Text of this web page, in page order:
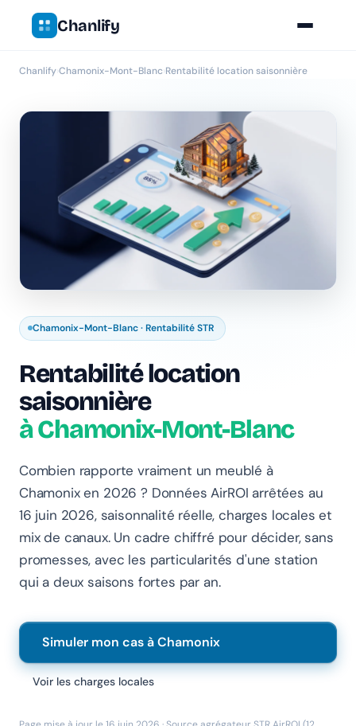
Chanlify
Chanlify›Chamonix-Mont-Blanc›Rentabilité location saisonnière
Chamonix-Mont-Blanc · Rentabilité STR
Rentabilité location
saisonnière
à Chamonix-Mont-Blanc
Combien rapporte vraiment un meublé à
Chamonix en 2026 ? Données AirROI arrêtées au
16 juin 2026, saisonnalité réelle, charges locales et
mix de canaux. Un cadre chiffré pour décider, sans
promesses, avec les particularités d'une station
qui a deux saisons fortes par an.
Simuler mon cas à Chamonix
Voir les charges locales
Chanlify Assistant
Bonjour 👋 Je suis l'assistant Chanlify. Comment puis-
je vous aider ?
Hello! I'm the Chanlify assistant. How can I help?